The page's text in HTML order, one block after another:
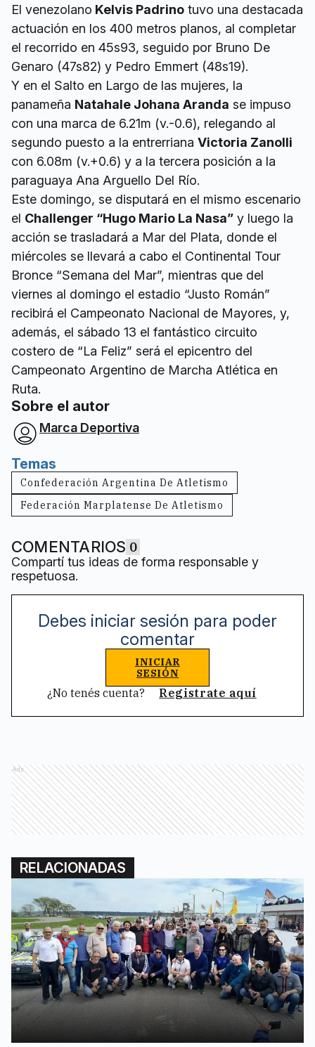
El venezolano Kelvis Padrino tuvo una destacada
actuación en los 400 metros planos, al completar
el recorrido en 45s93, seguido por Bruno De
Genaro (47s82) y Pedro Emmert (48s19).
Y en el Salto en Largo de las mujeres, la
panameña Natahale Johana Aranda se impuso
con una marca de 6.21m (v.-0.6), relegando al
segundo puesto a la entrerriana Victoria Zanolli
con 6.08m (v.+0.6) y a la tercera posición a la
paraguaya Ana Arguello Del Río.
Este domingo, se disputará en el mismo escenario
el Challenger “Hugo Mario La Nasa” y luego la
acción se trasladará a Mar del Plata, donde el
miércoles se llevará a cabo el Continental Tour
Bronce “Semana del Mar”, mientras que del
viernes al domingo el estadio “Justo Román”
recibirá el Campeonato Nacional de Mayores, y,
además, el sábado 13 el fantástico circuito
costero de “La Feliz” será el epicentro del
Campeonato Argentino de Marcha Atlética en
Ruta.
Sobre el autor
Marca Deportiva
Temas
Confederación Argentina De Atletismo
Federación Marplatense De Atletismo
COMENTARIOS 0
Compartí tus ideas de forma responsable y
respetuosa.
Debes iniciar sesión para poder
comentar
INICIAR
SESIÓN
¿No tenés cuenta? Registrate aquí
Ads
RELACIONADAS